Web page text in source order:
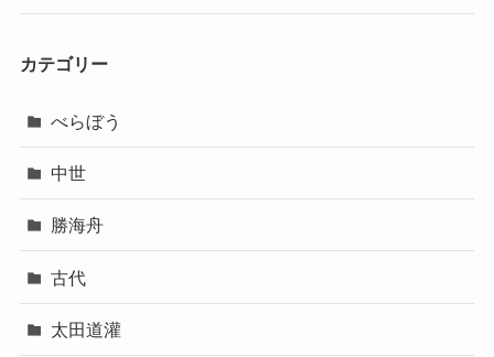
カテゴリー
べらぼう
中世
勝海舟
古代
太田道灌